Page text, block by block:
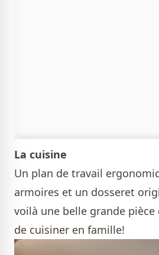
La cuisine
Un plan de travail
armoires et un dosseret
voilà une belle grande
de cuisiner en famille!